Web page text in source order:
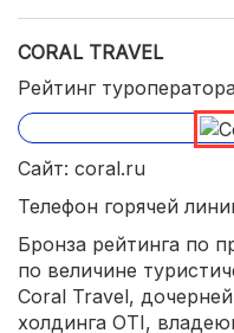
CORAL TRAVEL
Рейтинг
Сайт: coral.ru
Телефон горячей
Бронза рейтинга по
по величине
Coral Travel,
холдинга OTI,